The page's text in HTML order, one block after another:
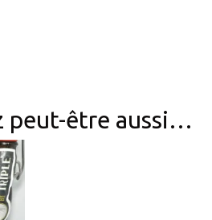
peut-être aussi…